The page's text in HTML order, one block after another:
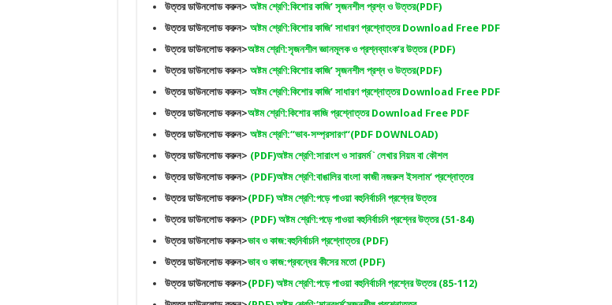
উত্তর ডাউনলোড করুন> অষ্টম শ্রেণি:কিশোর কাজি’ সৃজনশীল প্রশ্ন ও উত্তর(PDF)
উত্তর ডাউনলোড করুন> অষ্টম শ্রেণি:কিশোর কাজি’ সাধারণ প্রশ্নোত্তর Download Free PDF
উত্তর ডাউনলোড করুন>অষ্টম শ্রেণি:সৃজনশীল জ্ঞানমূলক ও প্রশ্নব্যাংক’র উত্তর (PDF)
উত্তর ডাউনলোড করুন> অষ্টম শ্রেণি:কিশোর কাজি’ সৃজনশীল প্রশ্ন ও উত্তর(PDF)
উত্তর ডাউনলোড করুন> অষ্টম শ্রেণি:কিশোর কাজি’ সাধারণ প্রশ্নোত্তর Download Free PDF
উত্তর ডাউনলোড করুন>অষ্টম শ্রেণি:কিশোর কাজি প্রশ্নোত্তর Download Free PDF
উত্তর ডাউনলোড করুন> অষ্টম শ্রেণি:“ভাব-সম্প্রসারণ“(PDF DOWNLOAD)
উত্তর ডাউনলোড করুন> (PDF)অষ্টম শ্রেণি:সারাংশ ও সারমর্ম`লেখার নিয়ম বা কৌশল
উত্তর ডাউনলোড করুন> (PDF)অষ্টম শ্রেণি:বাঙালির বাংলা কাজী নজরুল ইসলাম‘ প্রশ্নোত্তর
উত্তর ডাউনলোড করুন>(PDF) অষ্টম শ্রেণি:পড়ে পাওয়া বহুনির্বাচনি প্রশ্নের উত্তর
উত্তর ডাউনলোড করুন> (PDF) অষ্টম শ্রেণি:পড়ে পাওয়া বহুনির্বাচনি প্রশ্নের উত্তর (51-84)
উত্তর ডাউনলোড করুন>ভাব ও কাজ:বহুনির্বাচনি প্রশ্নোত্তর (PDF)
উত্তর ডাউনলোড করুন>ভাব ও কাজ:প্রবন্ধের কীসের মতো (PDF)
উত্তর ডাউনলোড করুন>(PDF) অষ্টম শ্রেণি:পড়ে পাওয়া বহুনির্বাচনি প্রশ্নের উত্তর (85-112)